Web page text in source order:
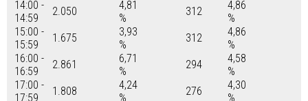
14:00 -
14:59
2.050
4,81
%
312
4,86
%
15:00 -
15:59
1.675
3,93
%
312
4,86
%
16:00 -
16:59
2.861
6,71
%
294
4,58
%
17:00 -
17:59
1.808
4,24
%
276
4,30
%